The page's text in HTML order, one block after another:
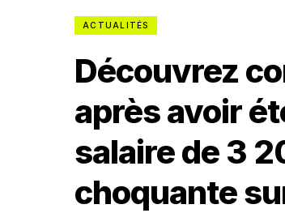
ACTUALITÉS
Découvrez
après avoir
salaire de 3
choquante